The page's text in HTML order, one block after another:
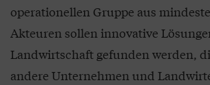
operationellen Gruppe aus
Akteuren sollen innovative
Landwirtschaft gefunden werden,
andere Unternehmen und